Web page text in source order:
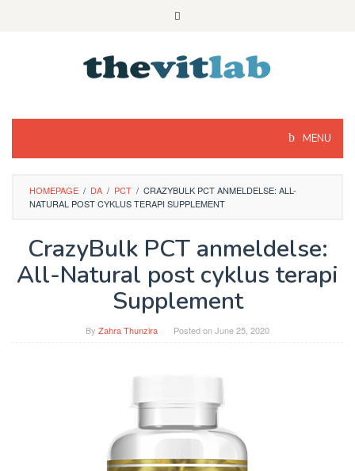
MENU
HOMEPAGE / DA / PCT / CRAZYBULK PCT ANMELDELSE: ALL-
NATURAL POST CYKLUS TERAPI SUPPLEMENT
CrazyBulk PCT anmeldelse:
All-Natural post cyklus terapi
Supplement
By Zahra Thunzira Posted onJune 25, 2020